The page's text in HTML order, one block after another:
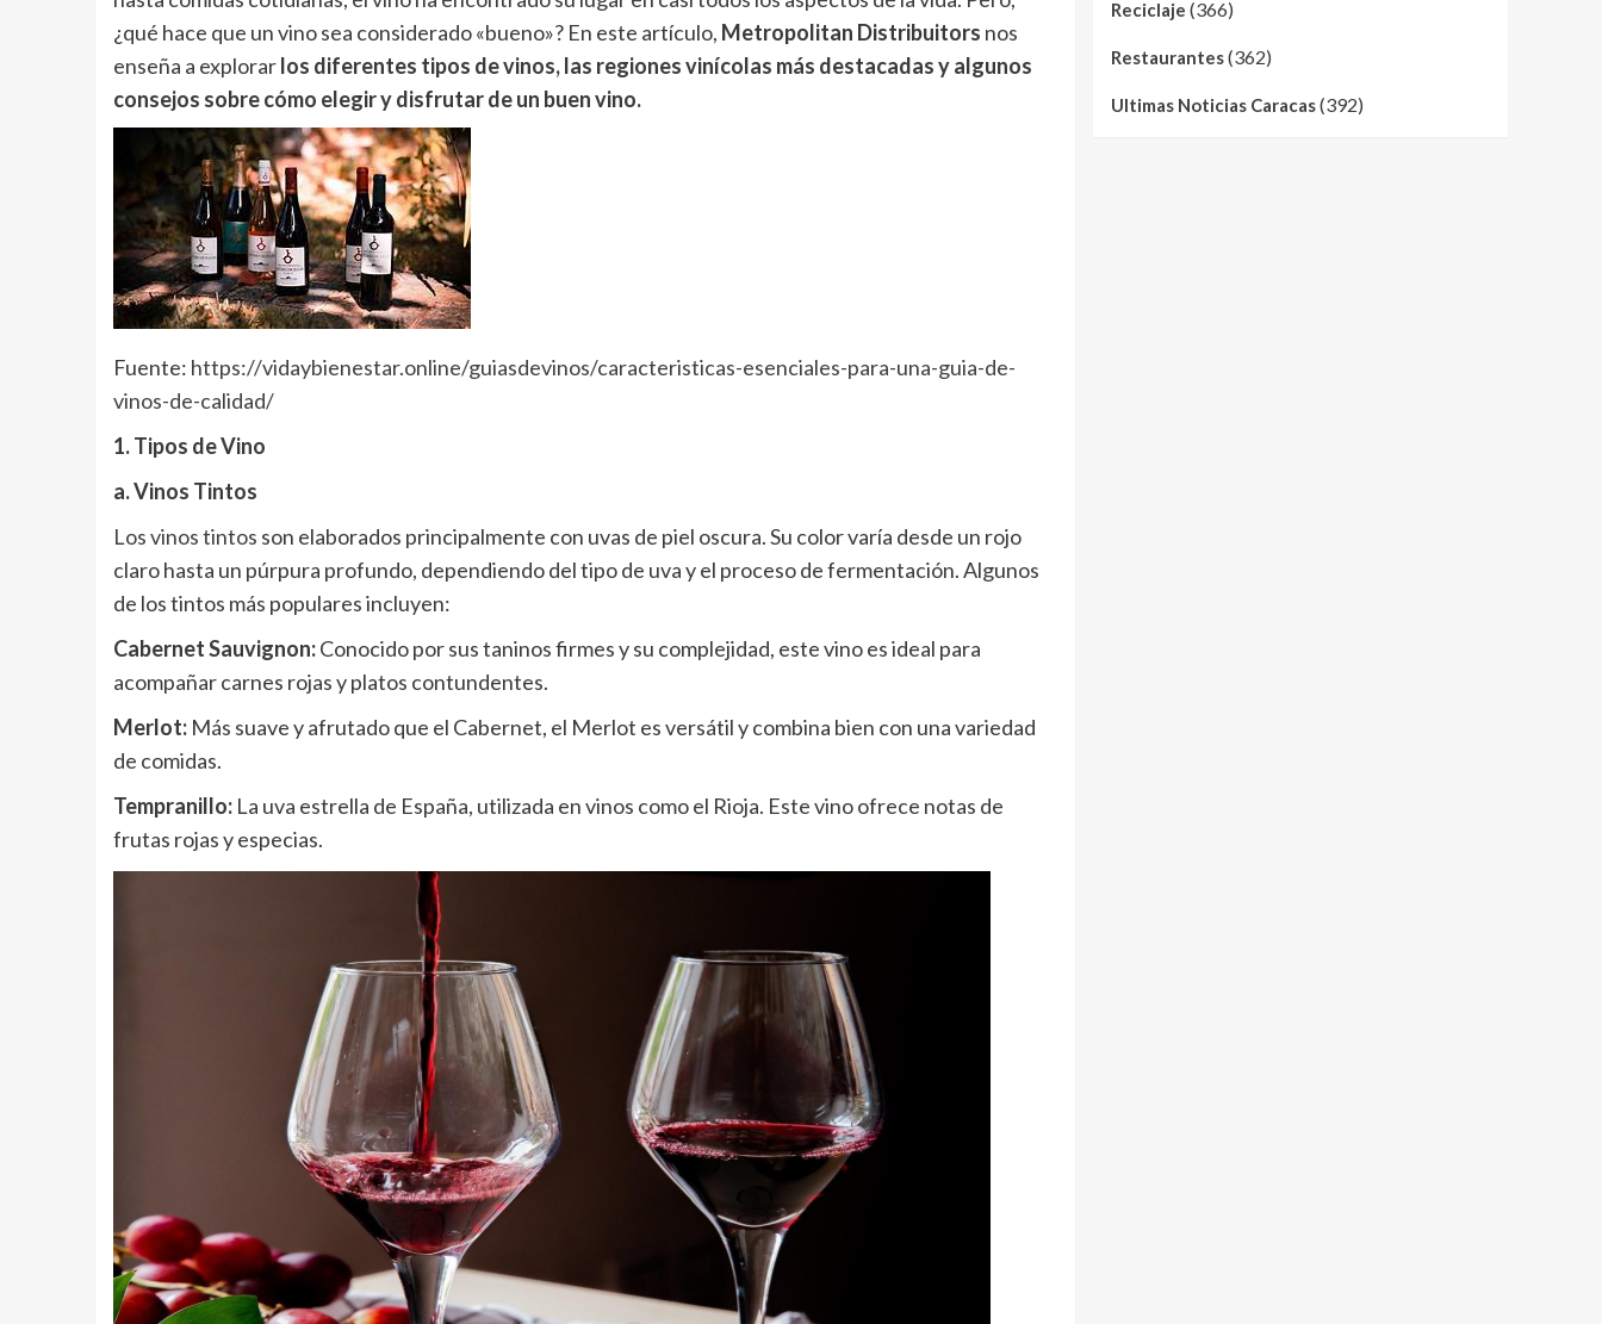
¿qué hace que un vino sea considerado «bueno»? En este artículo, Metropolitan Distribuitors nos
enseña a explorarlos diferentes tipos de vinos, las regiones vinícolas más destacadas y algunos
consejos sobre cómo elegir y disfrutar de un buen vino.
Fuente: https://vidaybienestar.online/guiasdevinos/caracteristicas-esenciales-para-una-guia-de-
vinos-de-calidad/
1. Tipos de Vino
a. Vinos Tintos
Los vinos tintos son elaborados principalmente con uvas de piel oscura. Su color varía desde un rojo
claro hasta un púrpura profundo, dependiendo del tipo de uva y el proceso de fermentación. Algunos
de los tintos más populares incluyen:
Cabernet Sauvignon:Conocido por sus taninos firmes y su complejidad, este vino es ideal para
acompañar carnes rojas y platos contundentes.
Merlot:Más suave y afrutado que el Cabernet, el Merlot es versátil y combina bien con una variedad
de comidas.
Tempranillo:La uva estrella de España, utilizada en vinos como el Rioja. Este vino ofrece notas de
frutas rojas y especias.
Reciclaje (366)
Restaurantes(362)
Ultimas Noticias Caracas(392)